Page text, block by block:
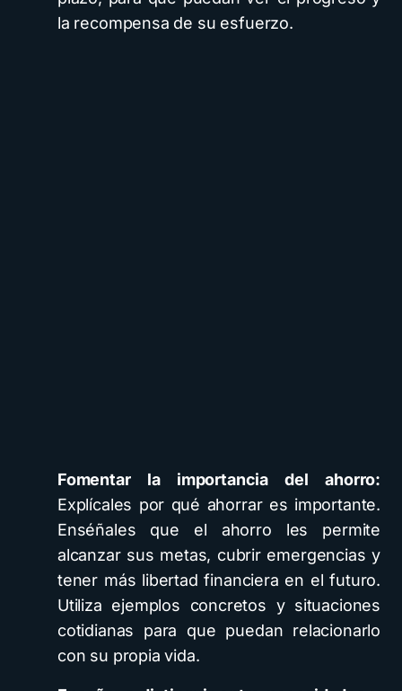
la recompensa de su esfuerzo.
Fomentar la importancia del ahorro:
Explícales por qué ahorrar es importante.
Enséñales que el ahorro les permite
alcanzar sus metas, cubrir emergencias y
tener más libertad financiera en el futuro.
Utiliza ejemplos concretos y situaciones
cotidianas para que puedan relacionarlo
con su propia vida.